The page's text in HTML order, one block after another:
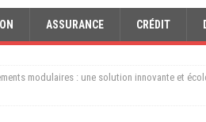
ASSURANCE CRÉDIT
modulaires : une solution innovante et